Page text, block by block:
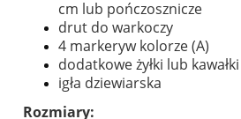
cm lub pończosznicze
drut do warkoczy
4 markeryw kolorze (A)
dodatkowe żyłki lub kawałki
igła dziewiarska
Rozmiary: